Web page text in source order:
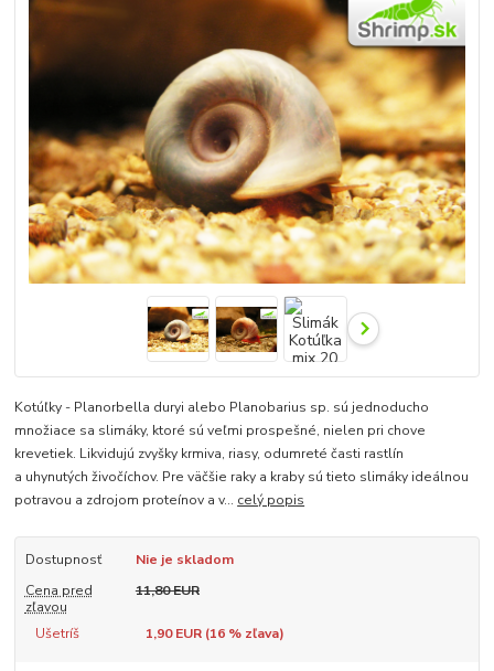
Kotúľky - Planorbella duryi alebo Planobarius sp. sú jednoducho
množiace sa slimáky, ktoré sú veľmi prospešné, nielen pri chove
krevetiek. Likvidujú zvyšky krmiva, riasy, odumreté časti rastlín
a uhynutých živočíchov. Pre väčšie raky a kraby sú tieto slimáky ideálnou
potravou a zdrojom proteínov a v... celý popis
Dostupnosť
Nie je skladom
Cena pred
zľavou
11,80 EUR
Ušetríš 1,90 EUR (16% zľava)